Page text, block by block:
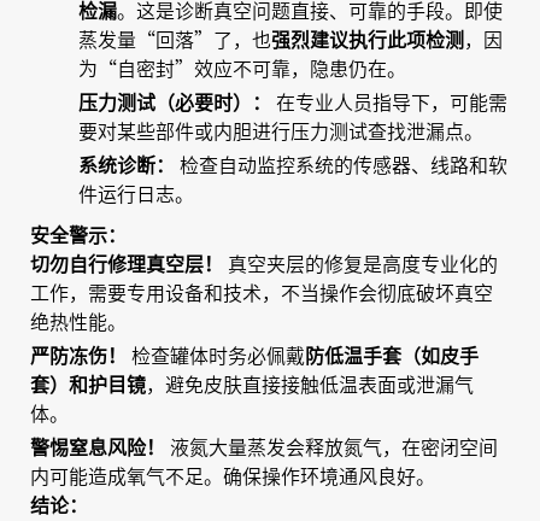
检漏。这是诊断真空问题直接、可靠的手段。即使
蒸发量“回落”了，也强烈建议执行此项检测 ，因
为“自密封”效应不可靠，隐患仍在。
压力测试（必要时）：
在专业人员指导下，可能需
要对某些部件或内胆进行压力测试查找泄漏点。
系统诊断：
检查自动监控系统的传感器、线路和软
件运行日志。
安全警示：
切勿自行修理真空层！
真空夹层的修复是高度专业化的
工作，需要专用设备和技术，不当操作会彻底破坏真空
绝热性能。
严防冻伤！
检查罐体时务必佩戴 防低温手套（如皮手
套）和护目镜，避免皮肤直接接触低温表面或泄漏气
体。
警惕窒息风险！
液氮大量蒸发会释放氮气，在密闭空间
内可能造成氧气不足。确保操作环境通风良好。
结论：